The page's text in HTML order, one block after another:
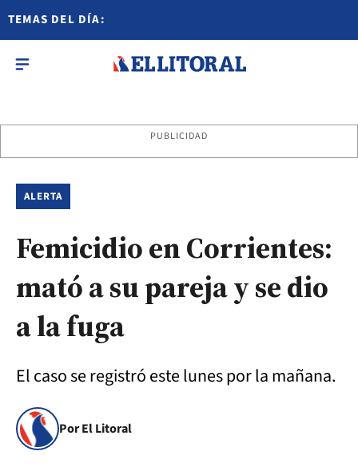
TEMAS DEL DÍA:
PUBLICIDAD
ALERTA
Femicidio en Corrientes:
mató a su pareja y se dio
a la fuga
El caso se registró este lunes por la mañana.
Por El Litoral